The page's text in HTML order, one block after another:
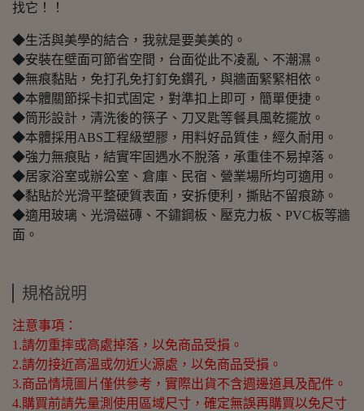
找它！！
◆生活與美學的結合，我就是要美美的。
◆安裝在壁面可節省空間，台面從此不凌亂、不潮濕。
◆無痕黏貼，免打孔免打釘免鑽孔，與牆面緊緊相依。
◆本體關節採卡扣式固定，對準扣上即可，簡單便捷。
◆筒形設計，清洗後的筷子、刀叉匙等餐具風乾擺放。
◆本體採用ABS工程級塑膠，用料好品質佳，經久耐用。
◆強力無痕貼，結實牢固遇水不脫落，承重佳不易掉落。
◆居家浴室或辦公室、倉庫、民宿、營業場所均可適用。
◆黏貼於光滑平整硬質表面，安拆便利，撕貼不留痕跡。
◆適用玻璃、光滑磁磚、不鏽鋼板、壓克力板、PVC板等牆
面。
規格說明
注意事項：
1.請勿重摔或高處掉落，以免商品受損。
2.請勿接近高溫或勿近火源處，以免商品受損。
3.商品情境圖片僅供參考，實際出貨不含週邊道具及配件。
4.購買前請先量測使用區域尺寸，確定無誤再購買以免尺寸